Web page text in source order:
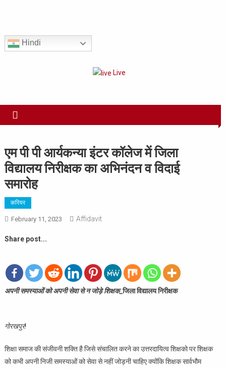
Hindi
Live
एम पी पी आर्यकन्या इंटर कॉलेज में जिला
विद्यालय निरीक्षक का अभिनंदन व विदाई
समारोह
करियर
February 11, 2023 Affidavit
Share post...
अपनी समस्याओं को अपनी सेवा से न जोड़े शिक्षक_जिला विद्यालय निरीक्षक
गोरखपुर!
शिक्षा समाज की संजीवनी शक्ति है जिसे संचालित करने का उत्तरदायित्व शिक्षको पर शिक्षक
को कभी अपनी निजी समस्याओं को सेवा से नहीं जोड़नी चाहिए क्योंकि शिक्षक सार्वभौम